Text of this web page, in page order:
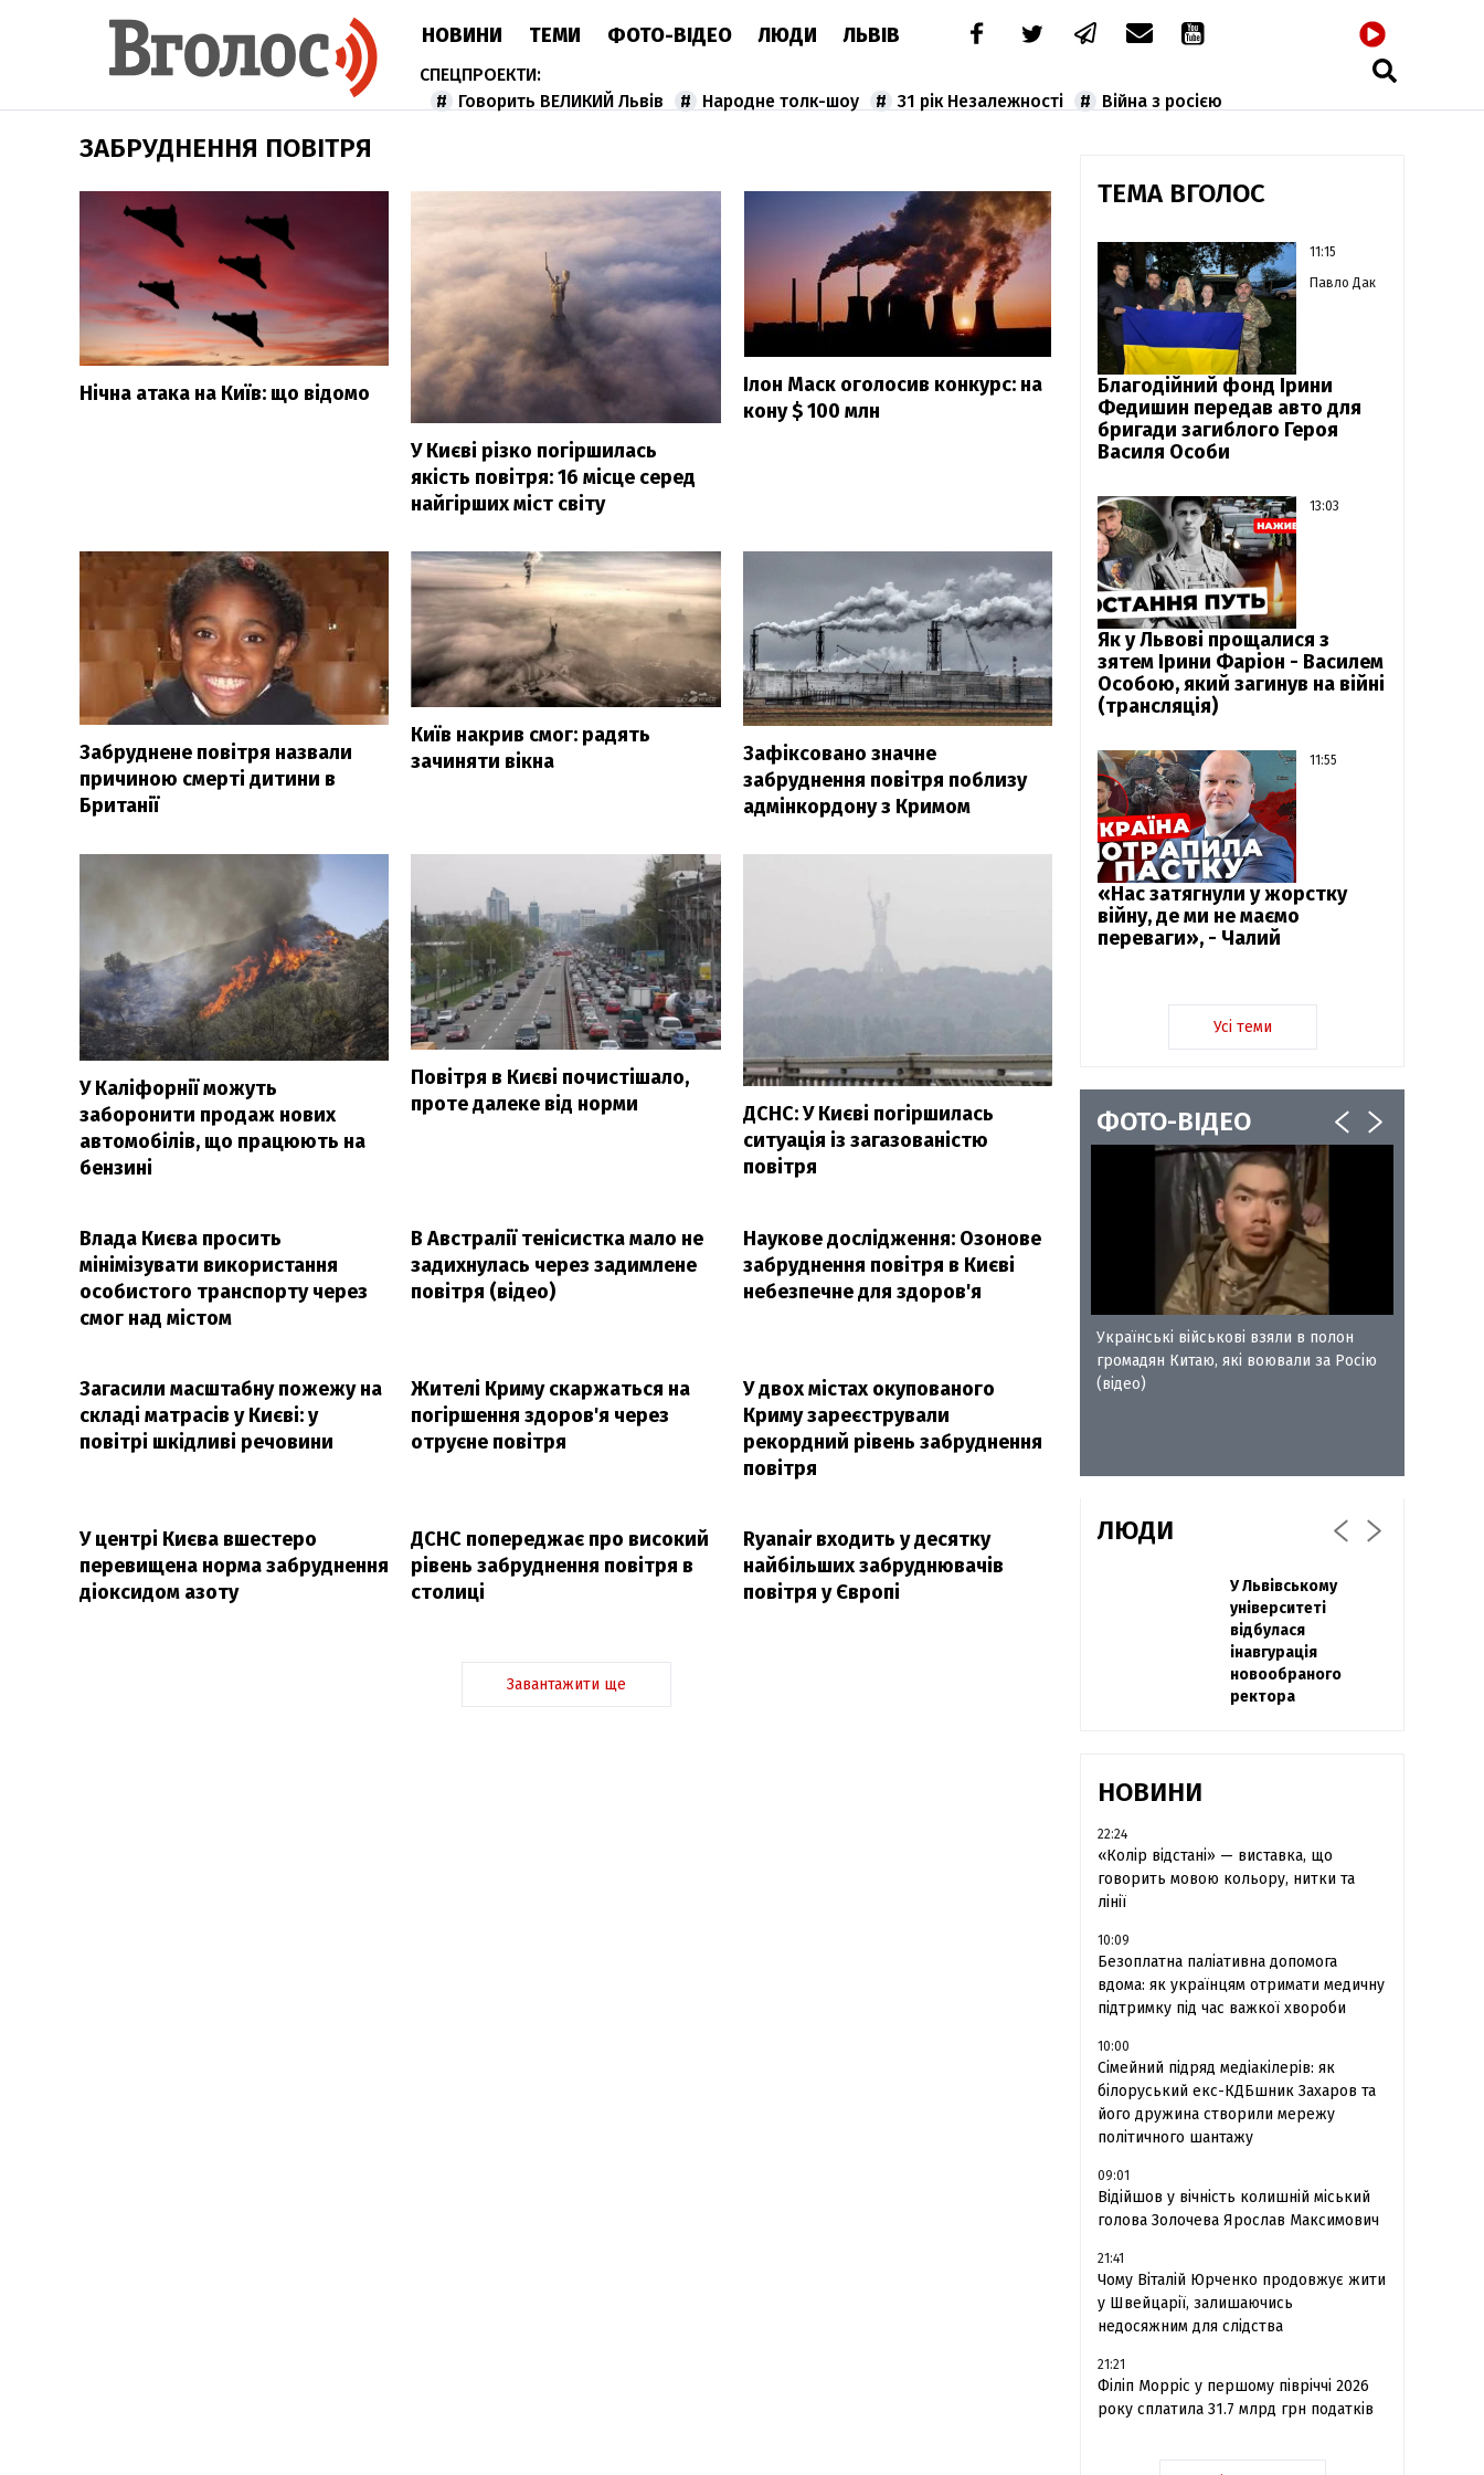
НОВИНИ ТЕМИ ФОТО-ВІДЕО ЛЮДИ ЛЬВІВ
Говорить ВЕЛИКИЙ Львів Народне толк-шоу 31 рік Незалежності Війна з росією
ЗАБРУДНЕННЯ ПОВІТРЯ
Нічна атака на Київ: що відомо
У Києві різко погіршилась
якість повітря: 16 місце серед
найгірших міст світу
Ілон Маск оголосив конкурс: на
кону $ 100 млн
Забруднене повітря назвали
причиною смерті дитини в
Британії
Київ накрив смог: радять
зачиняти вікна
Зафіксовано значне
забруднення повітря поблизу
адмінкордону з Кримом
У Каліфорнії можуть
заборонити продаж нових
автомобілів, що працюють на
бензині
Повітря в Києві почистішало,
проте далеке від норми
ДСНС: У Києві погіршилась
ситуація із загазованістю
повітря
Влада Києва просить
мінімізувати використання
особистого транспорту через
смог над містом
В Австралії тенісистка мало не
задихнулась через задимлене
повітря (відео)
Наукове дослідження: Озонове
забруднення повітря в Києві
небезпечне для здоров'я
Загасили масштабну пожежу на
складі матрасів у Києві: у
повітрі шкідливі речовини
Жителі Криму скаржаться на
погіршення здоров'я через
отруєне повітря
У двох містах окупованого
Криму зареєстрували
рекордний рівень забруднення
повітря
У центрі Києва вшестеро
перевищена норма забруднення
діоксидом азоту
ДСНС попереджає про високий
рівень забруднення повітря в
столиці
Ryanair входить у десятку
найбільших забруднювачів
повітря у Європі
Завантажити ще
ТЕМА ВГОЛОС
11:15
Павло Дак
Благодійний фонд Ірини
Федишин передав авто для
бригади загиблого Героя
Василя Особи
13:03
Як у Львові прощалися з
зятем Ірини Фаріон - Василем
Особою, який загинув на війні
(трансляція)
11:55
«Нас затягнули у жорстку
війну, де ми не маємо
переваги», - Чалий
Усі теми
ФОТО-ВІДЕО
Українські військові взяли в полон
громадян Китаю, які воювали за Росію
(відео)
ЛЮДИ
Павло Дак
«Час не лікує, лише
притуплює біль»:
сестра загиблого
під Бахмутом Воїна
з Буковини
Захисник
"Азовсталі" Діанов
вдруге одружився
та показав фото з
весілля
У Львівському
університеті
відбулася
інавгурація
новообраного
ректора
НОВИНИ
22:24
«Колір відстані» — виставка, що
говорить мовою кольору, нитки та
лінії
10:09
Безоплатна паліативна допомога
вдома: як українцям отримати медичну
підтримку під час важкої хвороби
10:00
Сімейний підряд медіакілерів: як
білоруський екс-КДБшник Захаров та
його дружина створили мережу
політичного шантажу
09:01
Відійшов у вічність колишній міський
голова Золочева Ярослав Максимович
21:41
Чому Віталій Юрченко продовжує жити
у Швейцарії, залишаючись
недосяжним для слідства
21:21
Філіп Морріс у першому півріччі 2026
року сплатила 31.7 млрд грн податків